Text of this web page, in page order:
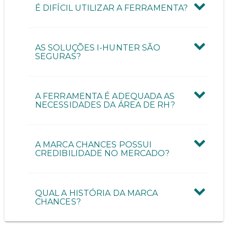
É DIFÍCIL UTILIZAR A FERRAMENTA?
AS SOLUÇÕES I-HUNTER SÃO
SEGURAS?
A FERRAMENTA É ADEQUADA AS
NECESSIDADES DA ÁREA DE RH?
A MARCA CHANCES POSSUI
CREDIBILIDADE NO MERCADO?
QUAL A HISTÓRIA DA MARCA
CHANCES?